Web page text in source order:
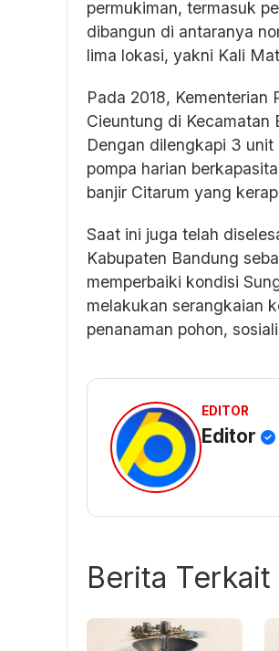
permukiman, termasuk
dibangun di antaranya
lima lokasi, yakni Kali
Pada 2018, Kementerian
Cieuntung di Kecamatan
Dengan dilengkapi 3
pompa harian
banjir Citarum yang
Saat ini juga telah
Kabupaten Bandung
memperbaiki kondisi
melakukan serangkaian
penanaman pohon,
EDITOR
Editor
Berita Terkait